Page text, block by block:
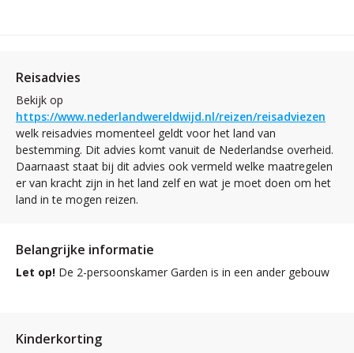
Reisadvies
Bekijk op
https://www.nederlandwereldwijd.nl/reizen/reisadviezen
welk reisadvies momenteel geldt voor het land van
bestemming. Dit advies komt vanuit de Nederlandse overheid.
Daarnaast staat bij dit advies ook vermeld welke maatregelen
er van kracht zijn in het land zelf en wat je moet doen om het
land in te mogen reizen.
Belangrijke informatie
Let op! De 2-persoonskamer Garden is in een ander gebouw
Kinderkorting